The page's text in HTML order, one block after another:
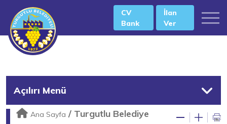
CV
Bank
İlan
Ver
Açılırı Menü
Ana Sayfa / Turgutlu Belediye